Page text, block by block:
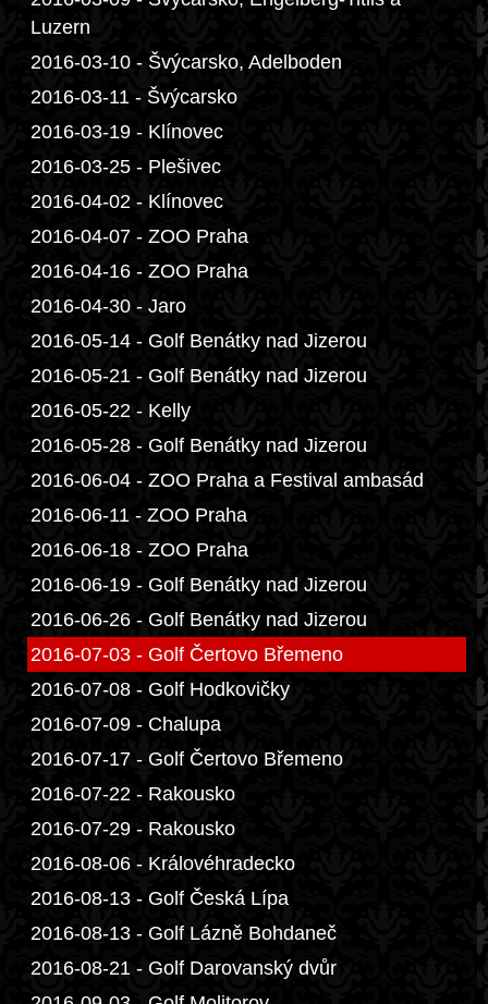
Luzern
2016-03-10 - Švýcarsko, Adelboden
2016-03-11 - Švýcarsko
2016-03-19 - Klínovec
2016-03-25 - Plešivec
2016-04-02 - Klínovec
2016-04-07 - ZOO Praha
2016-04-16 - ZOO Praha
2016-04-30 - Jaro
2016-05-14 - Golf Benátky nad Jizerou
2016-05-21 - Golf Benátky nad Jizerou
2016-05-22 - Kelly
2016-05-28 - Golf Benátky nad Jizerou
2016-06-04 - ZOO Praha a Festival ambasád
2016-06-11 - ZOO Praha
2016-06-18 - ZOO Praha
2016-06-19 - Golf Benátky nad Jizerou
2016-06-26 - Golf Benátky nad Jizerou
2016-07-03 - Golf Čertovo Břemeno
2016-07-08 - Golf Hodkovičky
2016-07-09 - Chalupa
2016-07-17 - Golf Čertovo Břemeno
2016-07-22 - Rakousko
2016-07-29 - Rakousko
2016-08-06 - Královéhradecko
2016-08-13 - Golf Česká Lípa
2016-08-13 - Golf Lázně Bohdaneč
2016-08-21 - Golf Darovanský dvůr